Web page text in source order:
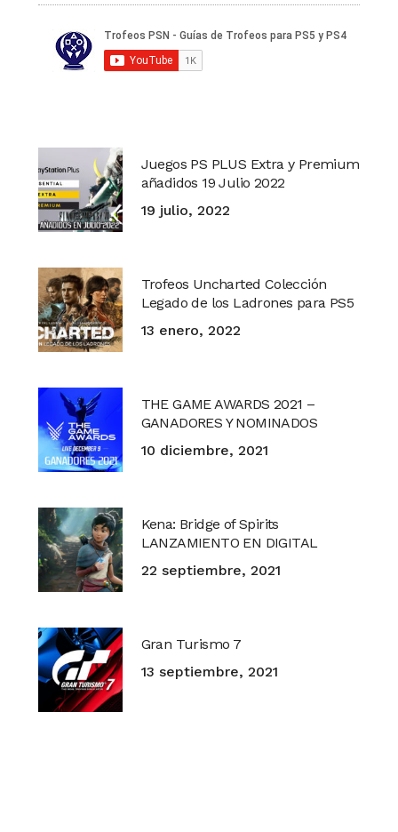
Juegos PS PLUS Extra y Premium
añadidos 19 Julio 2022
19 julio, 2022
Trofeos Uncharted Colección
Legado de los Ladrones para PS5
13 enero, 2022
THE GAME AWARDS 2021 –
GANADORES Y NOMINADOS
10 diciembre, 2021
Kena: Bridge of Spirits
LANZAMIENTO EN DIGITAL
22 septiembre, 2021
Gran Turismo 7
13 septiembre, 2021